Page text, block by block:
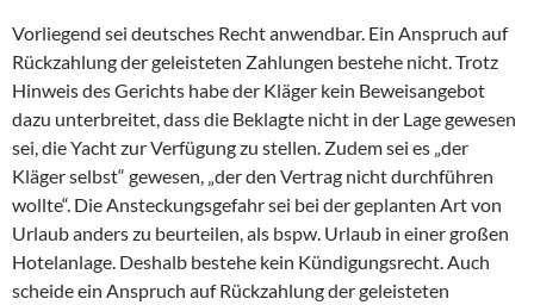
Vorliegend sei deutsches Recht anwendbar. Ein Anspruch auf
Rückzahlung der geleisteten Zahlungen bestehe nicht. Trotz
Hinweis des Gerichts habe der Kläger kein Beweisangebot
dazu unterbreitet, dass die Beklagte nicht in der Lage gewesen
sei, die Yacht zur Verfügung zu stellen. Zudem sei es „der
Kläger selbst“ gewesen, „der den Vertrag nicht durchführen
wollte“. Die Ansteckungsgefahr sei bei der geplanten Art von
Urlaub anders zu beurteilen, als bspw. Urlaub in einer großen
Hotelanlage. Deshalb bestehe kein Kündigungsrecht. Auch
scheide ein Anspruch auf Rückzahlung der geleisteten